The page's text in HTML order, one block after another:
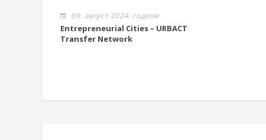
09. август 2024. године
​Entrepreneurial Cities – URBACT
Transfer Network